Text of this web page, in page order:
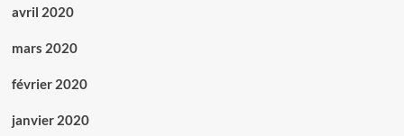
avril 2020
mars 2020
février 2020
janvier 2020